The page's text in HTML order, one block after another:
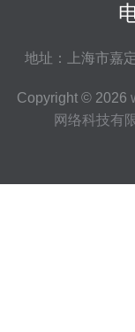
地址：上海市嘉
Copyright © 2026
网络科技有